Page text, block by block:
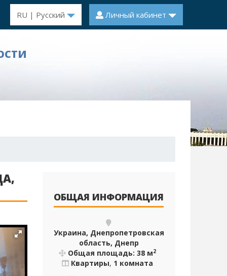
RU | Русский Личный кабинет
ОБЩАЯ ИНФОРМАЦИЯ
Украина, Днепропетровская
область, Днепр
Общая площадь: 38 м2
Квартиры, 1 комната